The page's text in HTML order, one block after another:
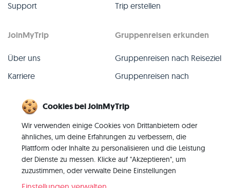
Support
Trip erstellen
JoinMyTrip
Über uns
Karriere
Blog
Kontakt
Gruppenreisen erkunden
Gruppenreisen nach Reiseziel
Gruppenreisen nach
Alle Gruppenreisen
Vergangene Gruppenreisen
Alle Kategorien
Cookies bei JoinMyTrip
Wir verwenden einige Cookies von Drittanbietern oder
ähnliches, um deine Erfahrungen zu verbessern, die
Plattform oder Inhalte zu personalisieren und die Leistung
der Dienste zu messen. Klicke auf "Akzeptieren", um
zuzustimmen, oder verwalte Deine Einstellungen